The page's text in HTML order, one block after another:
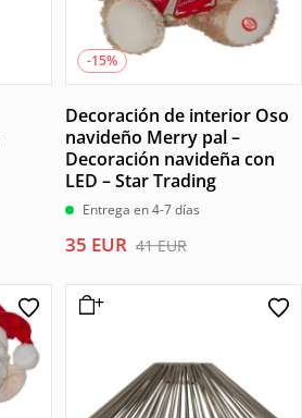
-15%
Decoración de interior Oso
navideño Merry pal –
Decoración navideña con
LED – Star Trading
Entrega en 4-7 días
41EUR
El
original
era:
35 EUR
El
actual
es: